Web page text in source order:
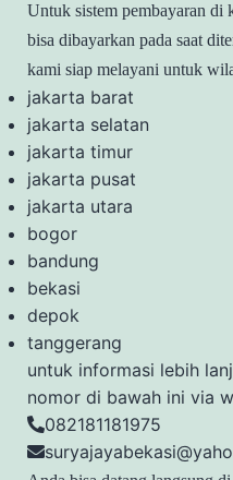
Untuk sistem pembayaran di
bisa dibayarkan pada saat
kami siap melayani untuk
jakarta barat
jakarta selatan
jakarta timur
jakarta pusat
jakarta utara
bogor
bandung
bekasi
depok
tanggerang
untuk informasi lebih
nomor di bawah ini via
082181181975